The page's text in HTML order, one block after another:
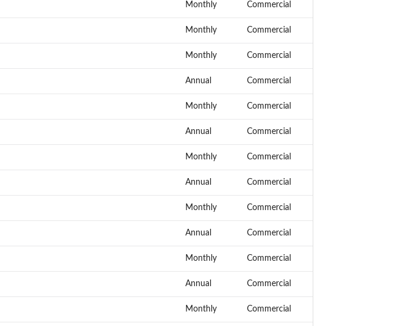
Monthly Commercial
Monthly Commercial
Monthly Commercial
Annual Commercial
Monthly Commercial
Annual Commercial
Monthly Commercial
Annual Commercial
Monthly Commercial
Annual Commercial
Monthly Commercial
Annual Commercial
Monthly Commercial